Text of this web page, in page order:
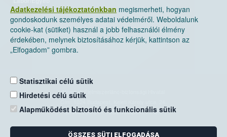
Adatkezelési tájékoztatónkban megismerheti, hogyan
gondoskodunk személyes adatai védelméről. Weboldalunk
cookie-kat (sütiket) használ a jobb felhasználói élmény
érdekében, melynek biztosításához kérjük, kattintson az
„Elfogadom” gombra.
Statisztikai célú sütik
Hirdetési célú sütik
Alapműködést biztosító és funkcionális sütik
ÖSSZES SÜTI ELFOGADÁSA
Nemzeti Élelmiszerlánc-biztonsági Hivatal
Levelezési cím: 1525 Budapest. Pf. 30.